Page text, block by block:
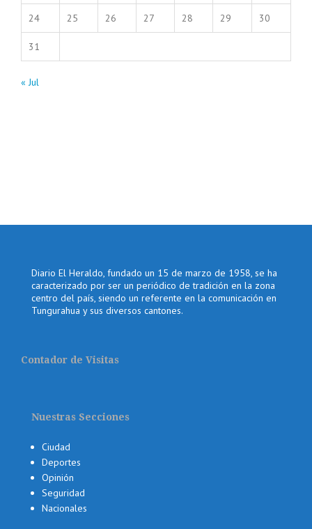
24 25 26 27 28 29 30
31
« Jul
Diario El Heraldo, fundado un 15 de marzo de 1958, se ha
caracterizado por ser un periódico de tradición en la zona
centro del país, siendo un referente en la comunicación en
Tungurahua y sus diversos cantones.
Contador de Visitas
Nuestras Secciones
Ciudad
Deportes
Opinión
Seguridad
Nacionales